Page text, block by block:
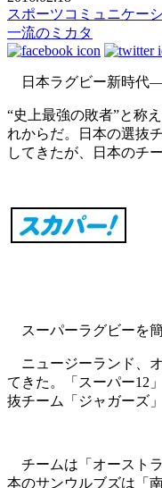
スポーツコミュニケー
一流のミカタ
日本ラグビー新時代
“史上最強の敗者”と称
れからだ。日本の選抜
してきたが、日本のチ
スーパーラグビーを
ニュージーランド、
てきた。「スーパー12
抜チーム「ジャガーズ
チームは「オースト
本のサンウルブズは「